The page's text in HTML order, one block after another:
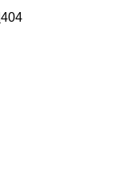
404